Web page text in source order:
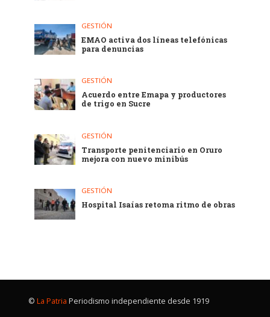
GESTIÓN
EMAO activa dos líneas telefónicas
para denuncias
GESTIÓN
Acuerdo entre Emapa y productores
de trigo en Sucre
GESTIÓN
Transporte penitenciario en Oruro
mejora con nuevo minibús
GESTIÓN
Hospital Isaías retoma ritmo de obras
© La Patria Periodismo independiente desde 1919